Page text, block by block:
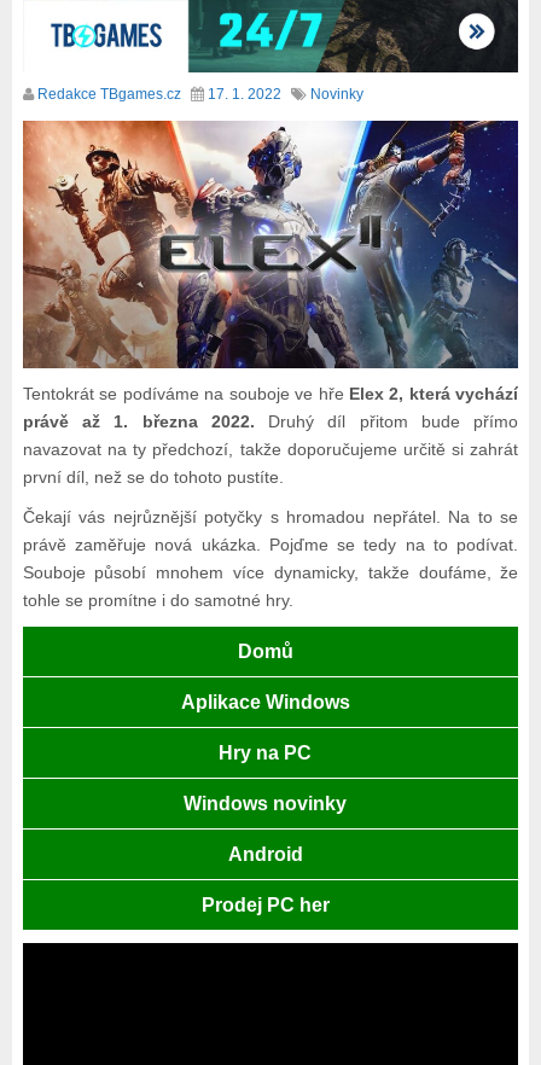
Redakce TBgames.cz 17. 1. 2022 Novinky
Tentokrát se podíváme na souboje ve hře Elex 2, která vychází
právě až 1. března 2022. Druhý díl přitom bude přímo
navazovat na ty předchozí, takže doporučujeme určitě si zahrát
první díl, než se do tohoto pustíte.
Čekají vás nejrůznější potyčky s hromadou nepřátel. Na to se
právě zaměřuje nová ukázka. Pojďme se tedy na to podívat.
Souboje působí mnohem více dynamicky, takže doufáme, že
tohle se promítne i do samotné hry.
Domů
Aplikace Windows
Hry na PC
Windows novinky
Android
Prodej PC her